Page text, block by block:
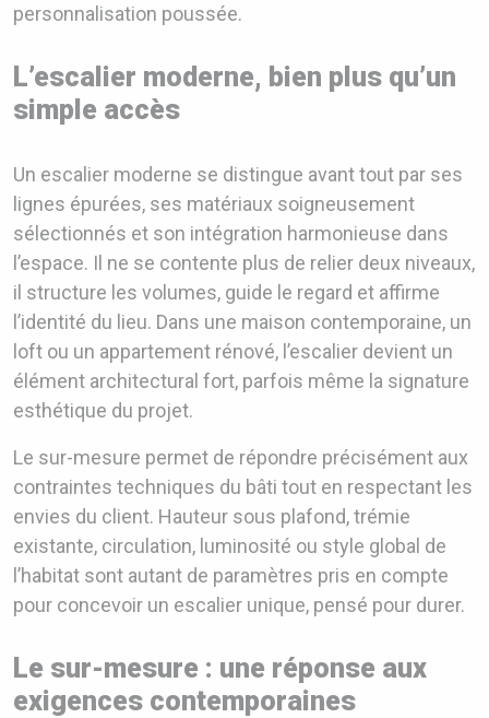
personnalisation poussée.
L’escalier moderne, bien plus qu’un
simple accès
Un escalier moderne se distingue avant tout par ses
lignes épurées, ses matériaux soigneusement
sélectionnés et son intégration harmonieuse dans
l’espace. Il ne se contente plus de relier deux niveaux,
il structure les volumes, guide le regard et affirme
l’identité du lieu. Dans une maison contemporaine, un
loft ou un appartement rénové, l’escalier devient un
élément architectural fort, parfois même la signature
esthétique du projet.
Le sur-mesure permet de répondre précisément aux
contraintes techniques du bâti tout en respectant les
envies du client. Hauteur sous plafond, trémie
existante, circulation, luminosité ou style global de
l’habitat sont autant de paramètres pris en compte
pour concevoir un escalier unique, pensé pour durer.
Le sur-mesure : une réponse aux
exigences contemporaines